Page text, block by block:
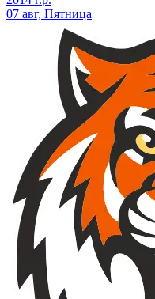
07 авг, Пятница